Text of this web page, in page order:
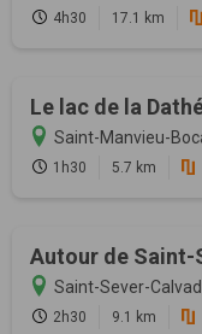
4h30 17.1 km
Le lac de la
Saint-Manvieu-
1h30 5.7 km
Autour de Saint-
Saint-Sever-
2h30 9.1 km